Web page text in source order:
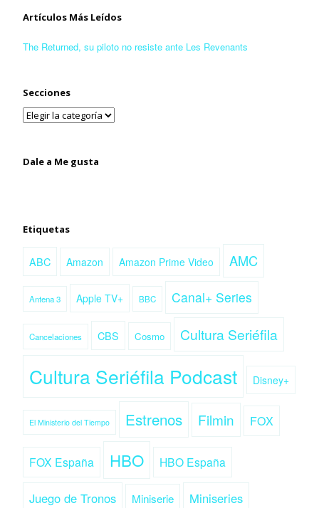
Artículos Más Leídos
The Returned, su piloto no resiste ante Les Revenants
Secciones
Dale a Me gusta
Etiquetas
ABC Amazon Amazon Prime Video AMC
Antena 3 Apple TV+ BBC Canal+ Series
Cancelaciones CBS Cosmo Cultura Seriéfila
Cultura Seriéfila Podcast Disney+
El Ministerio del Tiempo Estrenos Filmin FOX
FOX España HBO HBO España
Juego de Tronos Miniserie Miniseries